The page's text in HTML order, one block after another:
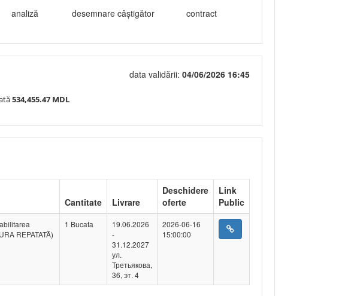
analiză desemnare câștigător contract
data validării: 04/06/2026 16:45
534,455.47 MDL
Cantitate Livrare
Deschidere
oferte
Link
Public
REPATATĂ)
1 Bucata
19.06.2026
-
31.12.2027
ул.
Третьякова,
36, эт. 4
2026-06-16
15:00:00